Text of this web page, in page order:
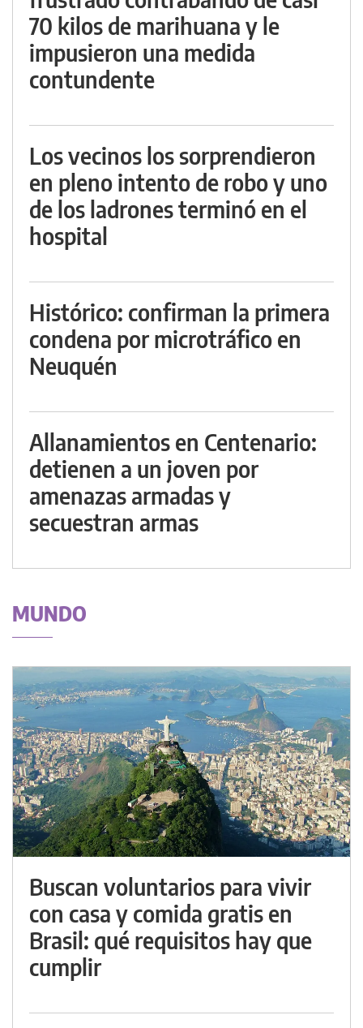
70 kilos de marihuana y le
impusieron una medida
contundente
Los vecinos los sorprendieron
en pleno intento de robo y uno
de los ladrones terminó en el
hospital
Histórico: confirman la primera
condena por microtráfico en
Neuquén
Allanamientos en Centenario:
detienen a un joven por
amenazas armadas y
secuestran armas
MUNDO
Buscan voluntarios para vivir
con casa y comida gratis en
Brasil: qué requisitos hay que
cumplir